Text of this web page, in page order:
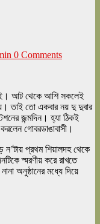
0 Comments
আট থেকে আশি সকলেই
তাই তো একবার নয় দু দুবার
জন্মদিন। হ্যা ঠিকই
গোবরডাঙাবাসী।
ন’টায় প্রথম শিয়ালদহ থেকে
স্মরণীয় করে রাখতে
অনুষ্ঠানের মধ্যে দিয়ে